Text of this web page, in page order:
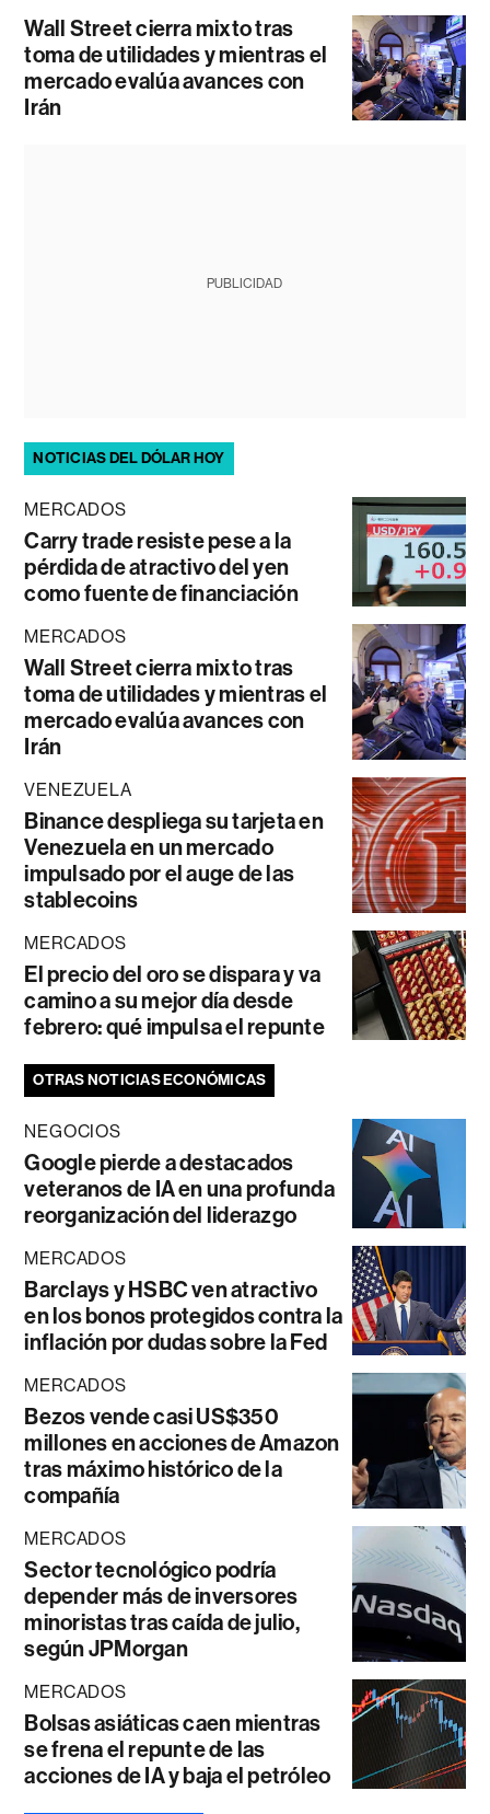
Wall Street cierra mixto tras
toma de utilidades y mientras el
mercado evalúa avances con
Irán
PUBLICIDAD
NOTICIAS DEL DÓLAR HOY
MERCADOS
Carry trade resiste pese a la
pérdida de atractivo del yen
como fuente de financiación
MERCADOS
Wall Street cierra mixto tras
toma de utilidades y mientras el
mercado evalúa avances con
Irán
VENEZUELA
Binance despliega su tarjeta en
Venezuela en un mercado
impulsado por el auge de las
stablecoins
MERCADOS
El precio del oro se dispara y va
camino a su mejor día desde
febrero: qué impulsa el repunte
OTRAS NOTICIAS ECONÓMICAS
NEGOCIOS
Google pierde a destacados
veteranos de IA en una profunda
reorganización del liderazgo
MERCADOS
Barclays y HSBC ven atractivo
en los bonos protegidos contra la
inflación por dudas sobre la Fed
MERCADOS
Bezos vende casi US$350
millones en acciones de Amazon
tras máximo histórico de la
compañía
MERCADOS
Sector tecnológico podría
depender más de inversores
minoristas tras caída de julio,
según JPMorgan
MERCADOS
Bolsas asiáticas caen mientras
se frena el repunte de las
acciones de IA y baja el petróleo